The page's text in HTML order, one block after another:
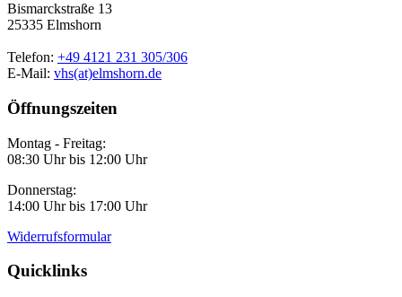
Bismarckstraße 13
25335 Elmshorn
Telefon: +49 4121 231 305/306
E-Mail: vhs(at)elmshorn.de
Öffnungszeiten
Montag - Freitag:
08:30 Uhr bis 12:00 Uhr
Donnerstag:
14:00 Uhr bis 17:00 Uhr
Widerrufsformular
Quicklinks